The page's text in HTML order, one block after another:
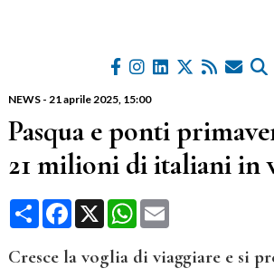
NEWS- 21 aprile 2025, 15:00
Pasqua e ponti
21 milioni di italiani in
CondividiFacebook
X WhatsApp
Email
Cresce la voglia di viaggiare e si